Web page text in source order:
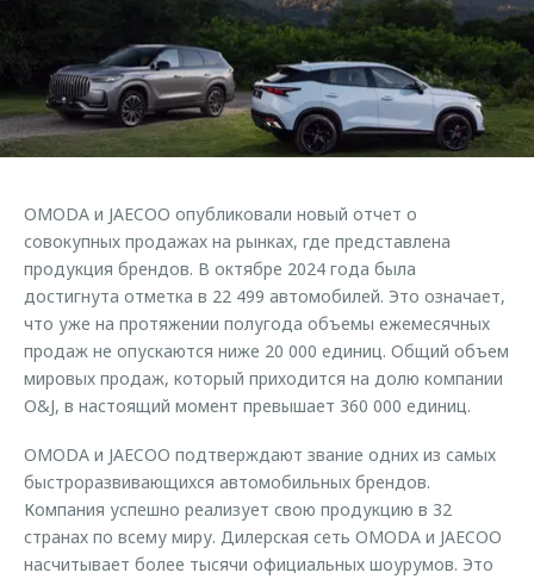
Кредитный калькулятор
Аксессуары
Одежда и сувениры
Запчасти
Трейд-ин
Калькулятор трейд-ин
Клиентская поддержка
O&J Автоклуб
Клуб владельцев OMODA
Приложение O&J
Одежда и сувениры
Оригинальные аксессуары
Запчасти
OMODA и JAECOO опубликовали новый отчет о
совокупных продажах на рынках, где представлена
продукция брендов. В октябре 2024 года была
достигнута отметка в 22 499 автомобилей. Это означает,
что уже на протяжении полугода объемы ежемесячных
продаж не опускаются ниже 20 000 единиц. Общий объем
мировых продаж, который приходится на долю компании
O&J, в настоящий момент превышает 360 000 единиц.
OMODA и JAECOO подтверждают звание одних из самых
быстроразвивающихся автомобильных брендов.
Компания успешно реализует свою продукцию в 32
странах по всему миру. Дилерская сеть OMODA и JAECOO
насчитывает более тысячи официальных шоурумов. Это